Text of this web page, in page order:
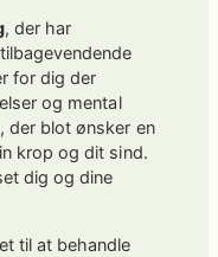
, der har
for dig der
og mental
der blot ønsker en
krop og dit sind.
dig og dine
til at behandle